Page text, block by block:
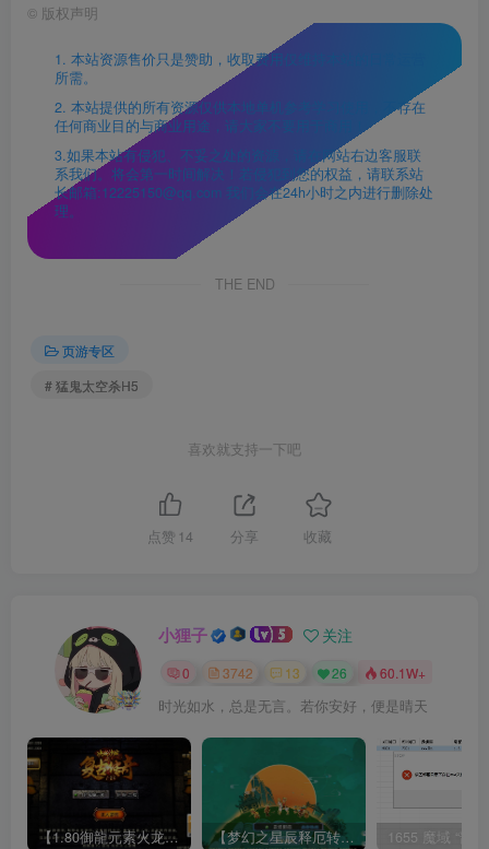
© 版权声明
1. 本站资源售价只是赞助，收取费用仅维持本站的日常运营
所需。
2. 本站提供的所有资源仅供本地单机参考学习使用，不存在
任何商业目的与商业用途，请大家不要用于商用！
3.如果本站有侵犯、不妥之处的资源，请在网站右边客服联
系我们。将会第一时间解决！若侵犯到您的权益，请联系站
长邮箱:12225150@qq.com 我们会在24h小时之内进行删除处
理。
THE END
页游专区
# 猛鬼太空杀H5
喜欢就支持一下吧
点赞 14 分享 收藏
小狸子 关注
0 3742 13 26 60.1W+
时光如水，总是无言。若你安好，便是晴天
【1.80御龍元素火龙[摸摸登陆器]】战神引擎WIN服务端+GM工具+充值后台+双端+架设教程 【梦幻之星辰释厄转尊享挂机版】MT3换皮梦幻西游Linux服务端+GM后台+双端+源码+架设教程